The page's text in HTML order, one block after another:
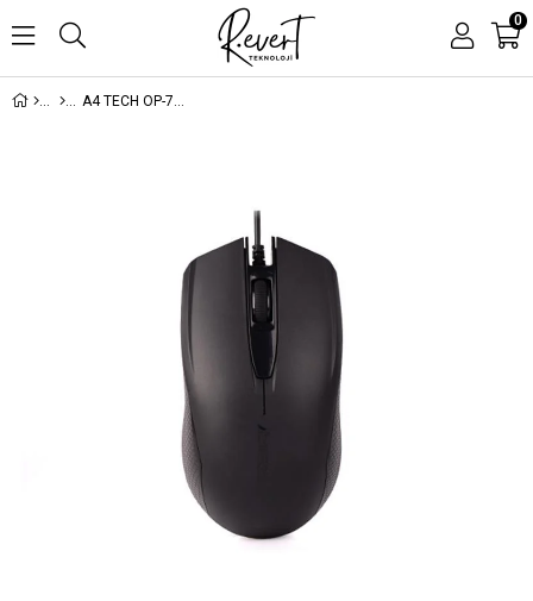
0
A4 TECH OP-760 SİYAH USB OPTİK 1200DPI KABLOLU MOUSE